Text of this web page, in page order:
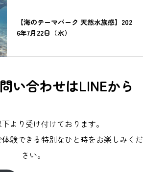
【海のテーマパーク 天然水族感】202
6年7月22日（水）
い合わせはLINEから
より受け付けております。
験できる特別なひと時をお楽しみくだ
さい。